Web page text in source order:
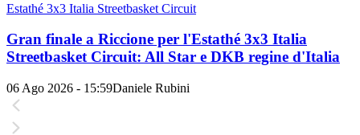
Estathé 3x3 Italia Streetbasket Circuit
Gran finale a Riccione per l'Estathé 3x3 Italia
Streetbasket Circuit: All Star e DKB regine d'Italia
06 Ago 2026 - 15:59Daniele Rubini